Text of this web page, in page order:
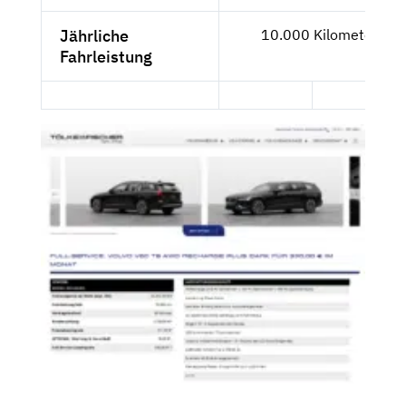
Jährliche
Fahrleistung
10.000 Kilometer